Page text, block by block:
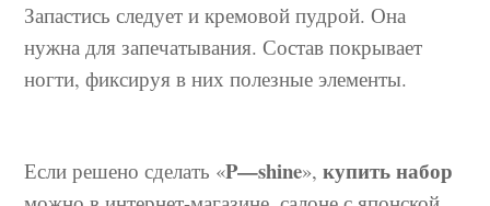
Запастись следует и кремовой пудрой. Она
нужна для запечатывания. Состав покрывает
ногти, фиксируя в них полезные элементы.
Если решено сделать «P—shine»,купить набор